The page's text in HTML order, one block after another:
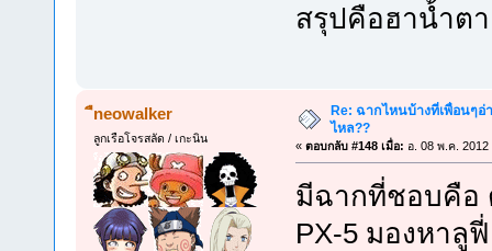
สรุปคือฮาน้ำต
ืneowalker
ลูกเรือโจรสลัด / เกะนิน
Re: ฉากไหนบ้างที่เพื่อนๆ
ไหล??
« ตอบกลับ #148 เมื่อ: อ. 08 พ.ค. 2012
มีฉากที่ชอบคือ
PX-5 มองหาลู